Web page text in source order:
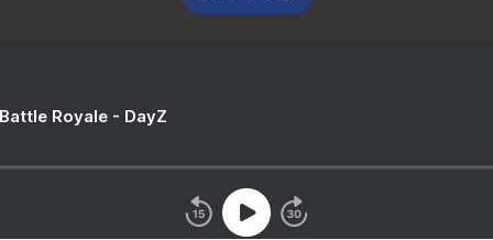
Royale - DayZ